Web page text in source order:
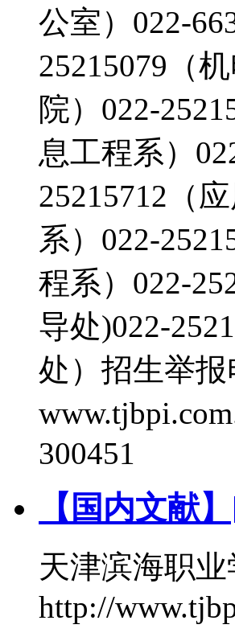
公室）022-
25215079（
院）022-
息工程系）
25215712（
系）022-
程系）022-
导处)022-
处）招生举报
300451
【国内文献
天津滨海职
http://